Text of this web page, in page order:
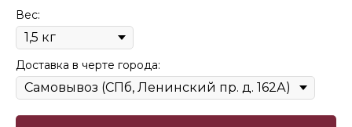
Вес:
Доставка в черте города: